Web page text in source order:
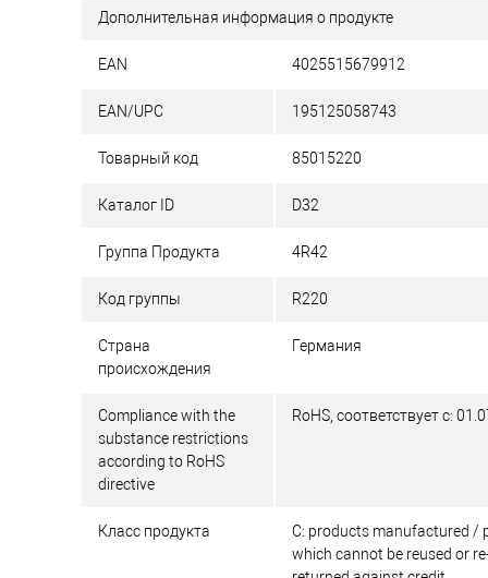
Дополнительная информация о продукте
EAN 4025515679912
EAN/UPC 195125058743
Товарный код 85015220
Каталог ID D32
Группа Продукта 4R42
Код группы R220
Страна
происхождения
Германия
Compliance with the
substance restrictions
according to RoHS
directive
RoHS, соответствует с:
Класс продукта
C: products manufactured /
which cannot be reused or